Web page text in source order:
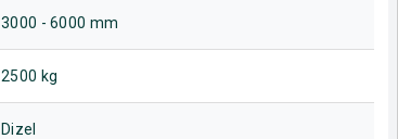
3000 - 6000 mm
2500 kg
Dizel